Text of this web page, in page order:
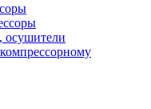
осушители